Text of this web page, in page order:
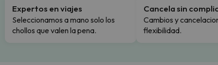
Expertos en viajes
Seleccionamos a mano solo los
chollos que valen la pena.
Cancela sin
Cambios y
flexibilidad.